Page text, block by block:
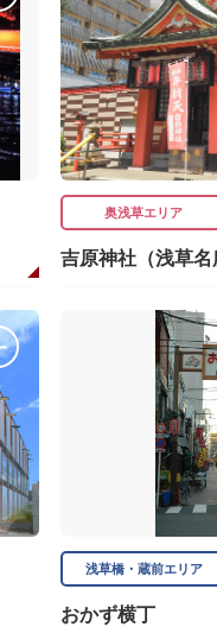
奥浅草エリア
吉原神社（浅草名
浅草橋・蔵前エリア
おかず横丁